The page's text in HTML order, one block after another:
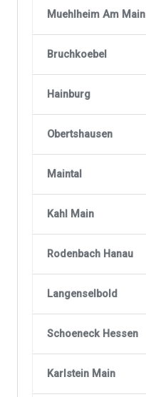
Muehlheim Am Main
Bruchkoebel
Hainburg
Obertshausen
Maintal
Kahl Main
Rodenbach Hanau
Langenselbold
Schoeneck Hessen
Karlstein Main